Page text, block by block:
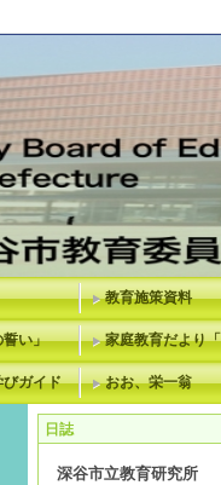
教育施策資料
誓い」 家庭教育だより
ガイド おお、栄一翁
日誌
深谷市立教育研究所